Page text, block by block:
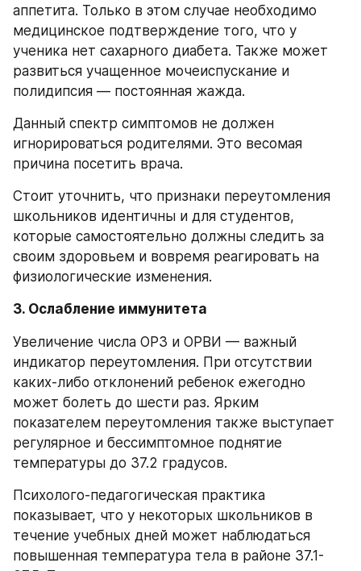
аппетита. Только в этом случае необходимо
медицинское подтверждение того, что у
ученика нет сахарного диабета. Также может
развиться учащенное мочеиспускание и
полидипсия — постоянная жажда.
Данный спектр симптомов не должен
игнорироваться родителями. Это весомая
причина посетить врача.
Стоит уточнить, что признаки переутомления
школьников идентичны и для студентов,
которые самостоятельно должны следить за
своим здоровьем и вовремя реагировать на
физиологические изменения.
3. Ослабление иммунитета
Увеличение числа ОРЗ и ОРВИ — важный
индикатор переутомления. При отсутствии
каких-либо отклонений ребенок ежегодно
может болеть до шести раз. Ярким
показателем переутомления также выступает
регулярное и бессимптомное поднятие
температуры до 37.2 градусов.
Психолого-педагогическая практика
показывает, что у некоторых школьников в
течение учебных дней может наблюдаться
повышенная температура тела в районе 37.1-